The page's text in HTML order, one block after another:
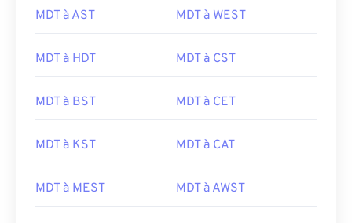
MDT à AST MDT à WEST
MDT à HDT MDT à CST
MDT à BST MDT à CET
MDT à KST MDT à CAT
MDT à MEST MDT à AWST